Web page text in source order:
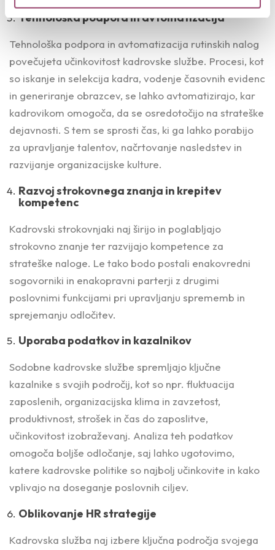
Tehnološka podpora in avtomatizacija
Tehnološka podpora in avtomatizacija rutinskih nalog
povečujeta učinkovitost kadrovske službe. Procesi, kot
so iskanje in selekcija kadra, vodenje časovnih evidenc
in generiranje obrazcev, se lahko avtomatizirajo, kar
kadrovikom omogoča, da se osredotočijo na strateške
dejavnosti. S tem se sprosti čas, ki ga lahko porabijo
za upravljanje talentov, načrtovanje nasledstev in
razvijanje organizacijske kulture.
Razvoj strokovnega znanja in krepitev
kompetenc
Kadrovski strokovnjaki naj širijo in poglabljajo
strokovno znanje ter razvijajo kompetence za
strateške naloge. Le tako bodo postali enakovredni
sogovorniki in enakopravni parterji z drugimi
poslovnimi funkcijami pri upravljanju sprememb in
sprejemanju odločitev.
Uporaba podatkov in kazalnikov
Sodobne kadrovske službe spremljajo ključne
kazalnike s svojih področij, kot so npr. fluktuacija
zaposlenih, organizacijska klima in zavzetost,
produktivnost, strošek in čas do zaposlitve,
učinkovitost izobraževanj. Analiza teh podatkov
omogoča boljše odločanje, saj lahko ugotovimo,
katere kadrovske politike so najbolj učinkovite in kako
vplivajo na doseganje poslovnih ciljev.
Oblikovanje HR strategije
Kadrovska služba naj izbere ključna področja svojega